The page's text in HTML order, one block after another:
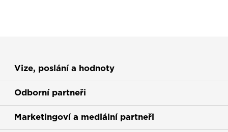
Vize, poslání a hodnoty
Odborní partneři
Marketingoví a mediální partneři